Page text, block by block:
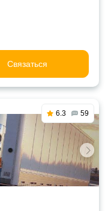
Связаться
6.3 59